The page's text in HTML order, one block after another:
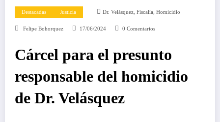
Destacadas Justicia Dr. Velásquez, Fiscalía Homicidio
Felipe Bohorquez 17/06/2024 0 Comentarios
Cárcel para el presunto
responsable del homicidio
de Dr. Velásquez